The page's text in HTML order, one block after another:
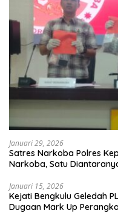
Januari 29, 2026
Satres Narkoba Polres
Narkoba, Satu
Januari 15, 2026
Kejati Bengkulu Geledah
Dugaan Mark Up